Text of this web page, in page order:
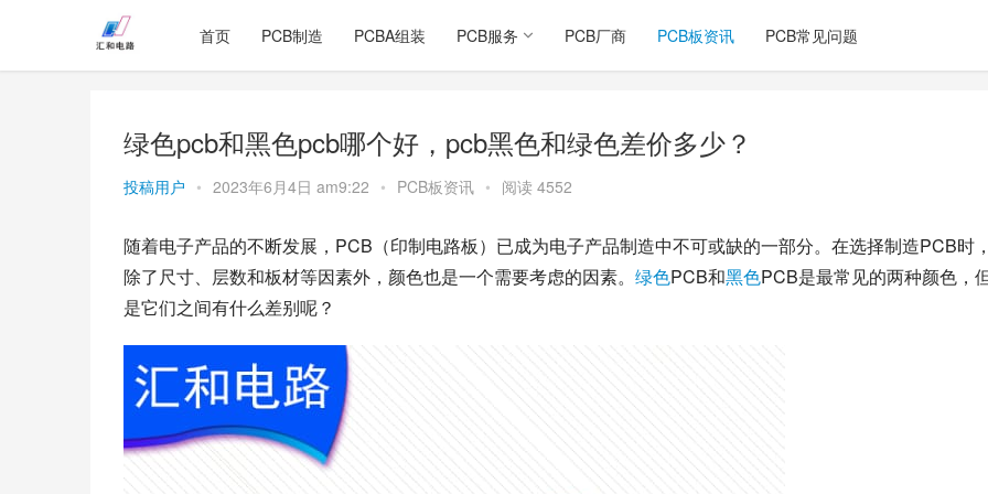
首页 PCB制造 PCBA组装 PCB服务 PCB厂商 PCB板资讯 PCB常见问题
绿色pcb和黑色pcb哪个好，pcb黑色和绿色差价多少？
投稿用户 • 2023年6月4日 am9:22 • PCB板资讯 • 阅读 4552
随着电子产品的不断发展，PCB（印制电路板）已成为电子产品制造中不可或缺的一部分。在选择制造PCB时
除了尺寸、层数和板材等因素外，颜色也是一个需要考虑的因素。 绿色PCB和黑色PCB是最常见的两种颜色，
是它们之间有什么差别呢？